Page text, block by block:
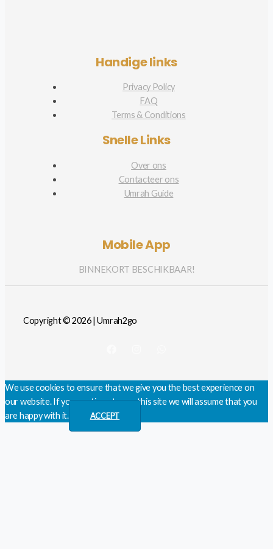
Handige links
Privacy Policy
FAQ
Terms & Conditions
Snelle Links
Over ons
Contacteer ons
Umrah Guide
Mobile App
BINNEKORT BESCHIKBAAR!
Copyright © 2026 | Umrah2go
We use cookies to ensure that we give you the best experience on
our website. If you continue to use this site we will assume that you
are happy with it.
ACCEPT